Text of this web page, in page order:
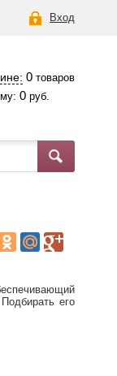
Вход
0 товаров
0 руб.
его